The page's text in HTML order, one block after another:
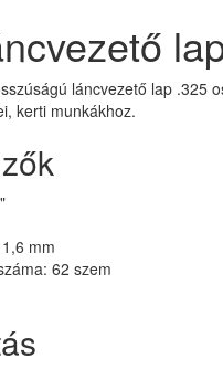
láncvezető lap .325
kerti munkákhoz.
mm
62 szem